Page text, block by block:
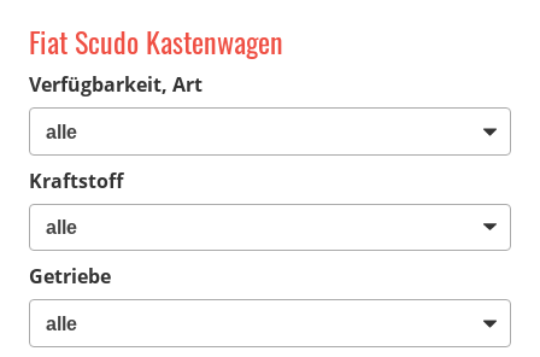
Fiat Scudo Kastenwagen
Verfügbarkeit, Art
Kraftstoff
Getriebe